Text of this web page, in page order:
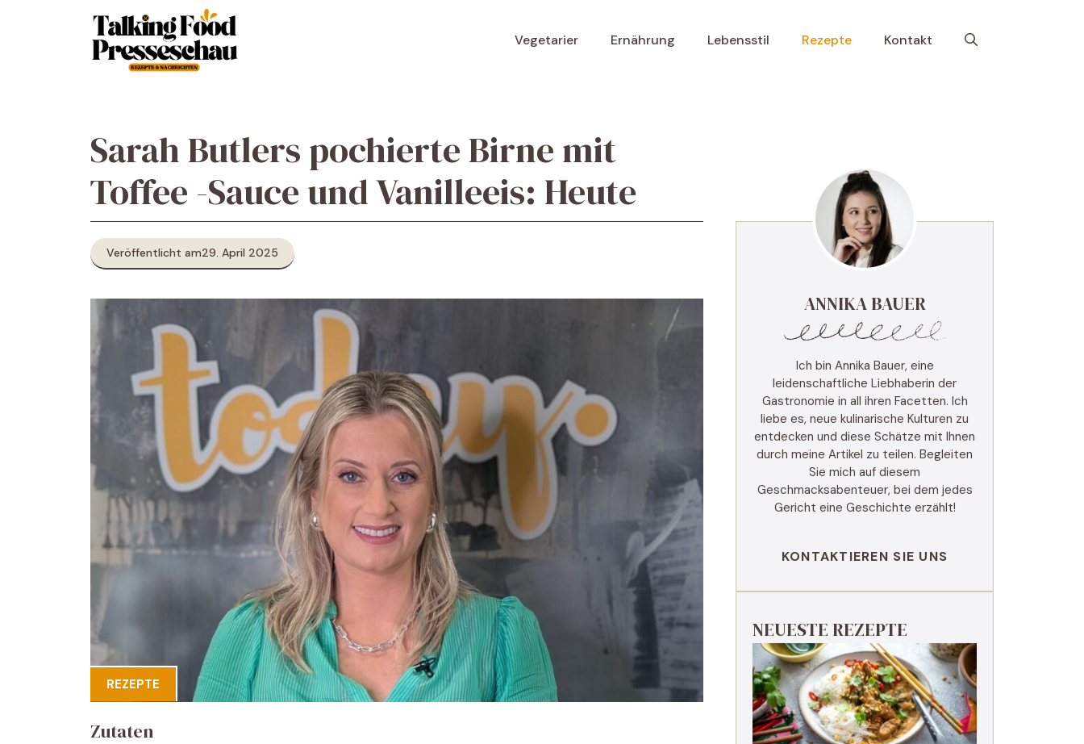
Vegetarier Ernährung Lebensstil Rezepte Kontakt
Sarah Butlers pochierte Birne mit
Toffee -Sauce und Vanilleeis: Heute
Veröffentlicht am29. April 2025
REZEPTE
Zutaten
ANNIKA BAUER
Ich bin Annika Bauer, eine
leidenschaftliche Liebhaberin der
Gastronomie in all ihren Facetten. Ich
liebe es, neue kulinarische Kulturen zu
entdecken und diese Schätze mit Ihnen
durch meine Artikel zu teilen. Begleiten
Sie mich auf diesem
Geschmacksabenteuer, bei dem jedes
Gericht eine Geschichte erzählt!
KONTAKTIEREN SIE UNS
NEUESTE REZEPTE